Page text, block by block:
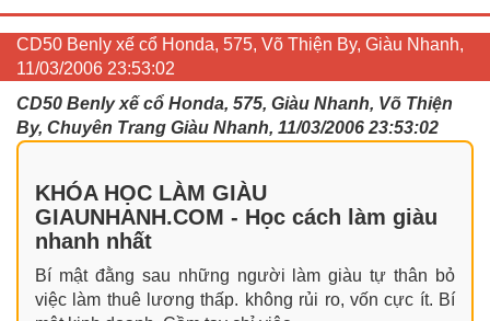
CD50 Benly xế cổ Honda, 575, Võ Thiện By, Giàu Nhanh,
11/03/2006 23:53:02
CD50 Benly xế cổ Honda, 575, Giàu Nhanh, Võ Thiện
By, Chuyên Trang Giàu Nhanh, 11/03/2006 23:53:02
KHÓA HỌC LÀM GIÀU
GIAUNHANH.COM - Học cách làm giàu
nhanh nhất
Bí mật đằng sau những người làm giàu tự thân bỏ
việc làm thuê lương thấp. không rủi ro, vốn cực ít. Bí